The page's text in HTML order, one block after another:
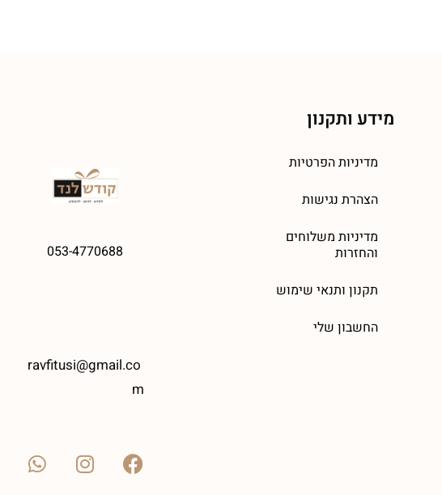
מידע ותקנון
מדיניות הפרטיות
הצהרת נגישות
מדיניות משלוחים
והחזרות
תקנון ותנאי שימוש
החשבון שלי
053-4770688
ravfitusi@gmail.co
m